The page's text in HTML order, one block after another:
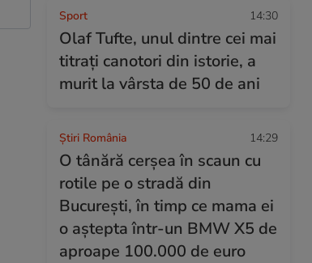
Sport 14:30
Olaf Tufte, unul dintre cei mai
titrați canotori din istorie, a
murit la vârsta de 50 de ani
Știri România 14:29
O tânără cerșea în scaun cu
rotile pe o stradă din
București, în timp ce mama ei
o aștepta într-un BMW X5 de
aproape 100.000 de euro